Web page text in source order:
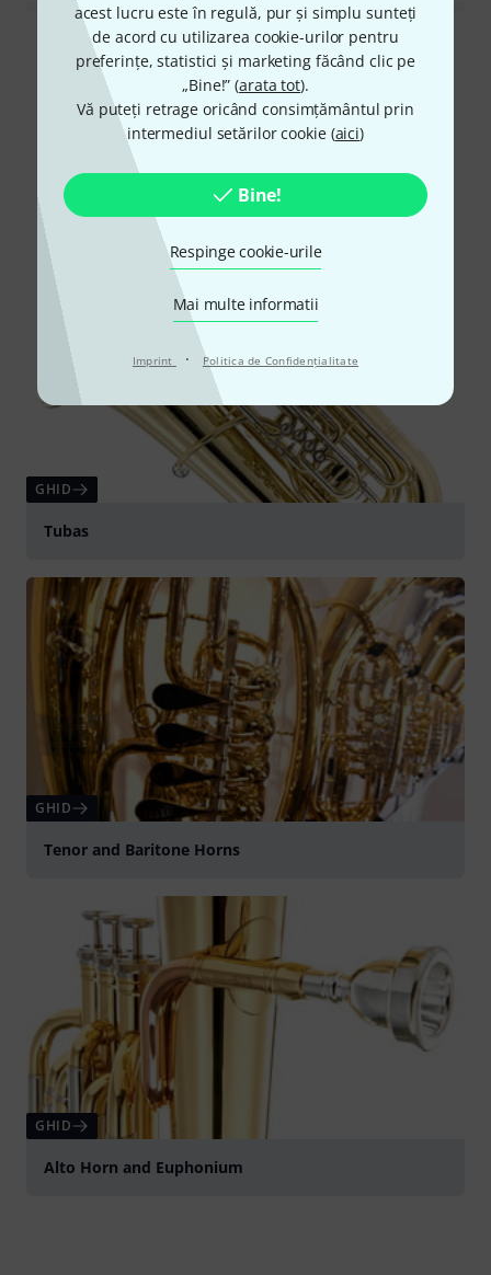
acest lucru este în regulă, pur și simplu sunteți
de acord cu utilizarea cookie-urilor pentru
preferințe, statistici și marketing făcând clic pe
„Bine!” (arata tot).
Vă puteți retrage oricând consimțământul prin
intermediul setărilor cookie (aici)
Bine!
Respinge cookie-urile
Mai multe informatii
Imprint · Politica de Confidenţialitate
Citește toate recenziile
Ghid Online
GHID
Tubas
GHID
Tenor and Baritone Horns
GHID
Alto Horn and Euphonium